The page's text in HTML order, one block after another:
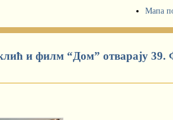
Мапа
и филм “Дом” отварају 39.